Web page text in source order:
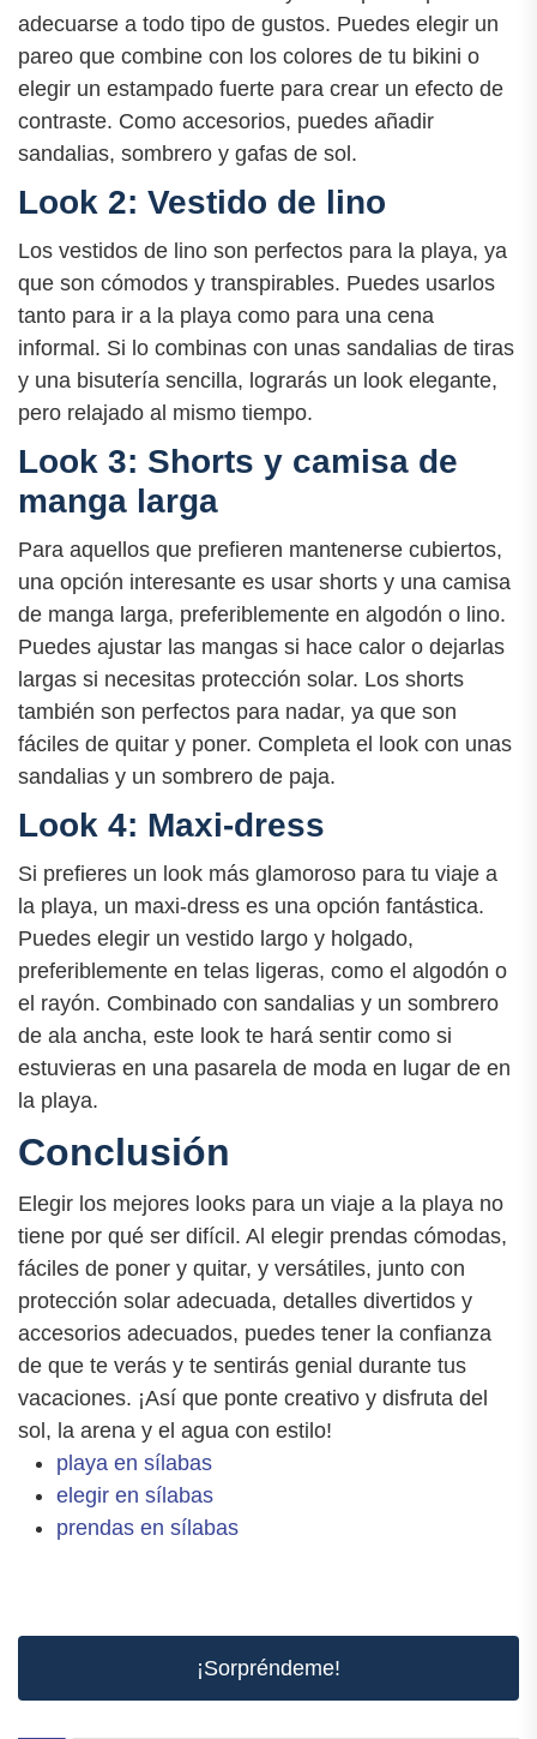
adecuarse a todo tipo de gustos. Puedes elegir un
pareo que combine con los colores de tu bikini o
elegir un estampado fuerte para crear un efecto de
contraste. Como accesorios, puedes añadir
sandalias, sombrero y gafas de sol.
Look 2: Vestido de lino
Los vestidos de lino son perfectos para la playa, ya
que son cómodos y transpirables. Puedes usarlos
tanto para ir a la playa como para una cena
informal. Si lo combinas con unas sandalias de tiras
y una bisutería sencilla, lograrás un look elegante,
pero relajado al mismo tiempo.
Look 3: Shorts y camisa de
manga larga
Para aquellos que prefieren mantenerse cubiertos,
una opción interesante es usar shorts y una camisa
de manga larga, preferiblemente en algodón o lino.
Puedes ajustar las mangas si hace calor o dejarlas
largas si necesitas protección solar. Los shorts
también son perfectos para nadar, ya que son
fáciles de quitar y poner. Completa el look con unas
sandalias y un sombrero de paja.
Look 4: Maxi-dress
Si prefieres un look más glamoroso para tu viaje a
la playa, un maxi-dress es una opción fantástica.
Puedes elegir un vestido largo y holgado,
preferiblemente en telas ligeras, como el algodón o
el rayón. Combinado con sandalias y un sombrero
de ala ancha, este look te hará sentir como si
estuvieras en una pasarela de moda en lugar de en
la playa.
Conclusión
Elegir los mejores looks para un viaje a la playa no
tiene por qué ser difícil. Al elegir prendas cómodas,
fáciles de poner y quitar, y versátiles, junto con
protección solar adecuada, detalles divertidos y
accesorios adecuados, puedes tener la confianza
de que te verás y te sentirás genial durante tus
vacaciones. ¡Así que ponte creativo y disfruta del
sol, la arena y el agua con estilo!
playa en sílabas
elegir en sílabas
prendas en sílabas
¡Sorpréndeme!